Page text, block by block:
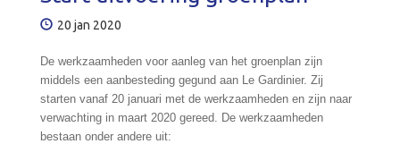
20 jan 2020
De werkzaamheden voor aanleg van het groenplan zijn
middels een aanbesteding gegund aan Le Gardinier. Zij
starten vanaf 20 januari met de werkzaamheden en zijn naar
verwachting in maart 2020 gereed. De werkzaamheden
bestaan onder andere uit: